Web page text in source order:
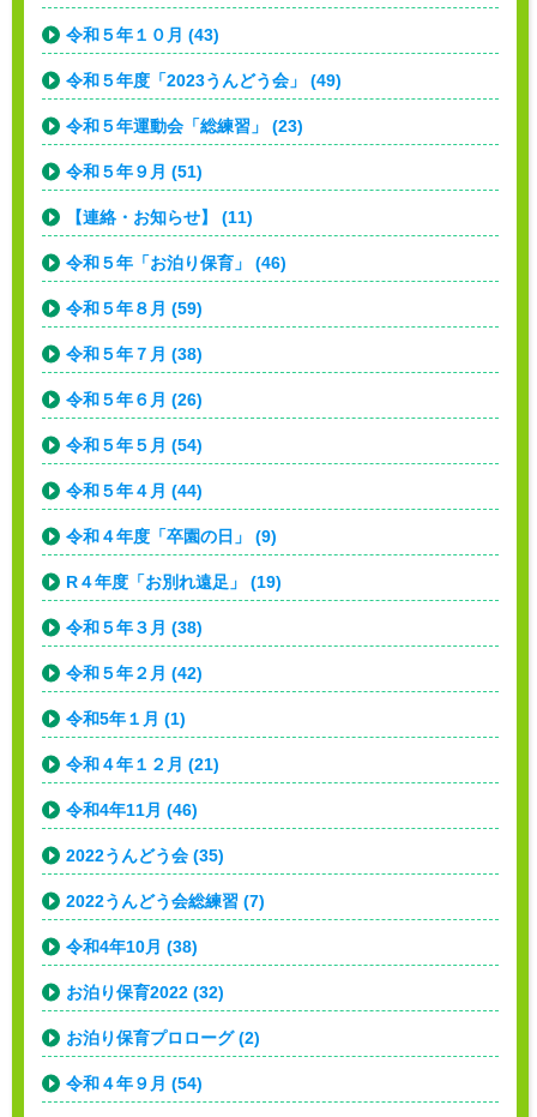
令和５年１０月 (43)
令和５年度「2023うんどう会」 (49)
令和５年運動会「総練習」 (23)
令和５年９月 (51)
【連絡・お知らせ】 (11)
令和５年「お泊り保育」 (46)
令和５年８月 (59)
令和５年７月 (38)
令和５年６月 (26)
令和５年５月 (54)
令和５年４月 (44)
令和４年度「卒園の日」 (9)
R４年度「お別れ遠足」 (19)
令和５年３月 (38)
令和５年２月 (42)
令和5年１月 (1)
令和４年１２月 (21)
令和4年11月 (46)
2022うんどう会 (35)
2022うんどう会総練習 (7)
令和4年10月 (38)
お泊り保育2022 (32)
お泊り保育プロローグ (2)
令和４年９月 (54)